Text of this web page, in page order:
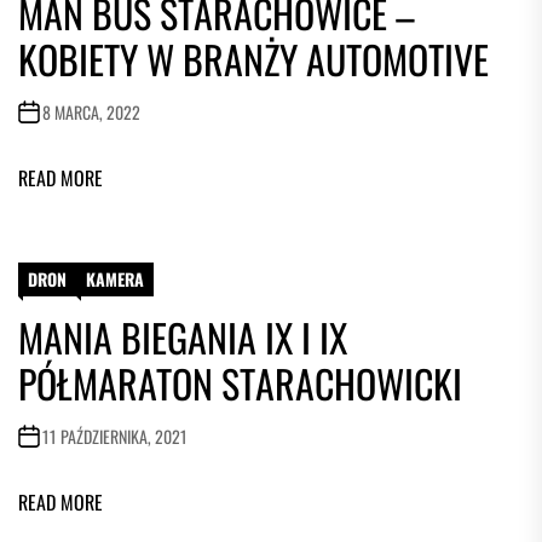
MAN BUS STARACHOWICE –
KOBIETY W BRANŻY AUTOMOTIVE
8 MARCA, 2022
READ MORE
DRON KAMERA
MANIA BIEGANIA IX I IX
PÓŁMARATON STARACHOWICKI
11 PAŹDZIERNIKA, 2021
READ MORE